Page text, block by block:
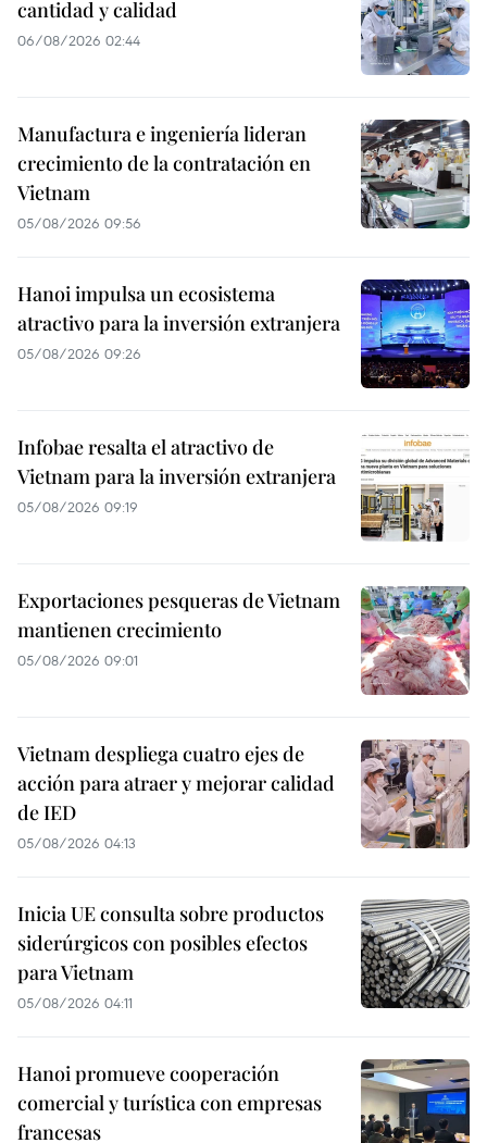
cantidad y calidad
06/08/2026 02:44
Manufactura e ingeniería lideran
crecimiento de la contratación en
Vietnam
05/08/2026 09:56
Hanoi impulsa un ecosistema
atractivo para la inversión extranjera
05/08/2026 09:26
Infobae resalta el atractivo de
Vietnam para la inversión extranjera
05/08/2026 09:19
Exportaciones pesqueras de Vietnam
mantienen crecimiento
05/08/2026 09:01
Vietnam despliega cuatro ejes de
acción para atraer y mejorar calidad
de IED
05/08/2026 04:13
Inicia UE consulta sobre productos
siderúrgicos con posibles efectos
para Vietnam
05/08/2026 04:11
Hanoi promueve cooperación
comercial y turística con empresas
francesas